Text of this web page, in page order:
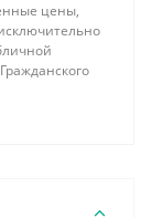
цены,